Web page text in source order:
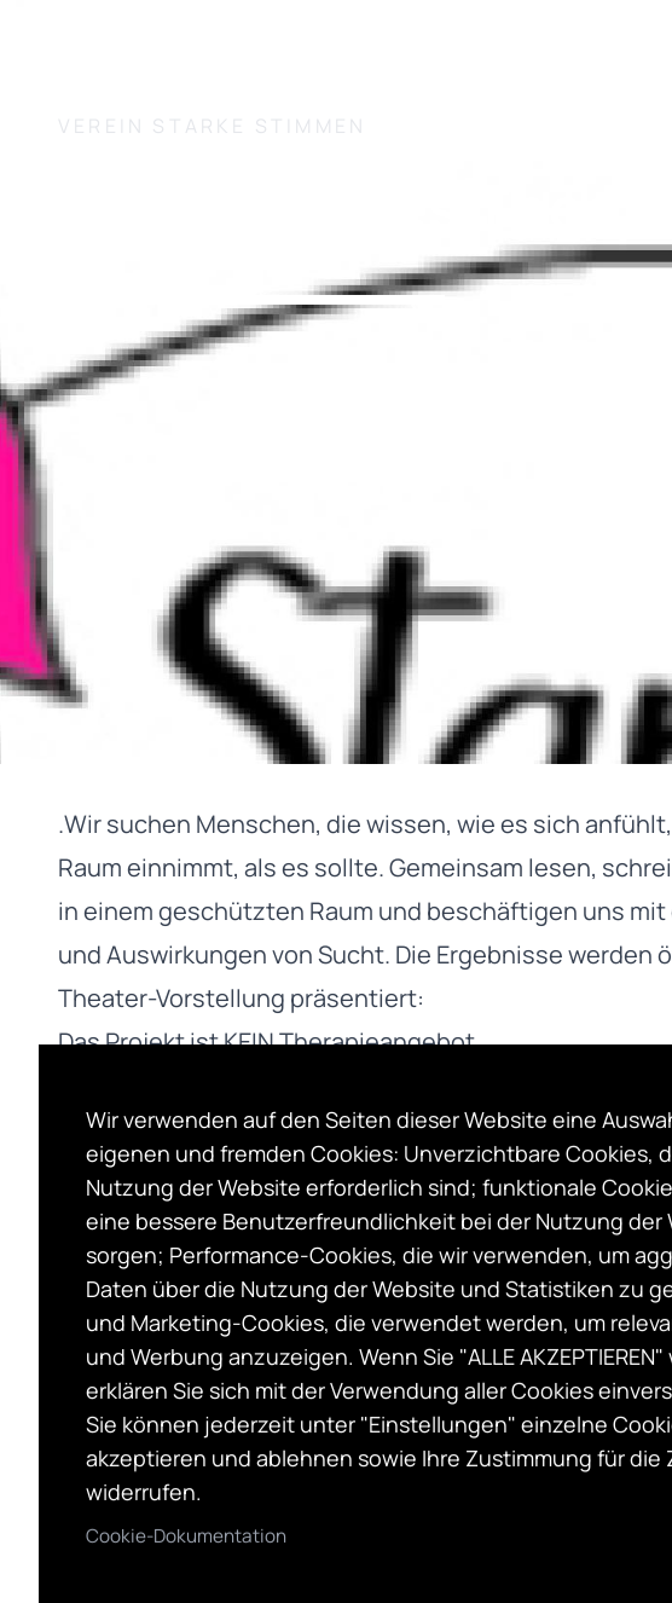
VEREIN STARKE STIMMEN
Dreamscapes
.Wir suchen Menschen, die wissen, wie es sich
Raum einnimmt, als es sollte. Gemeinsam lesen,
in einem geschützten Raum und beschäftigen uns
und Auswirkungen von Sucht. Die Ergebnisse werden
Theater-Vorstellung präsentiert:
Das Projekt ist KEIN Therapieangebot.
zum Thema Sucht
Arbeitssprachen: Deutsch (und Englisch)
Bereitschaft zur Projektdokumentation
Aufwandsentschädigung für die Endproben: 500€
Kennenlern-Termine:18. und 25. April (16-19 Uhr)
Ort:Übungsraum, Institut für Kultur- und
Universitätsstraße 7, 1010 Wien
Das Projekt ist an der Universität Wien (Institut für
angesiedelt und wird durch den Wissenschaftsfonds
Wir verwenden auf den Seiten dieser Website eine
eigenen und fremden Cookies: Unverzichtbare Cookies,
Nutzung der Website erforderlich sind; funktionale
eine bessere Benutzerfreundlichkeit bei der Nutzung der
sorgen; Performance-Cookies, die wir verwenden, um
Daten über die Nutzung der Website und Statistiken zu
und Marketing-Cookies, die verwendet werden, um
und Werbung anzuzeigen. Wenn Sie "ALLE AKZEPTIEREN"
erklären Sie sich mit der Verwendung aller Cookies
Sie können jederzeit unter "Einstellungen" einzelne
akzeptieren und ablehnen sowie Ihre Zustimmung für die
widerrufen.
Cookie-Dokumentation